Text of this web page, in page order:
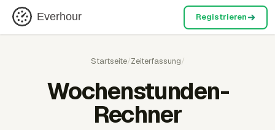
Everhour Registrieren
Startseite/Zeiterfassung/
Wochenstunden-
Rechner